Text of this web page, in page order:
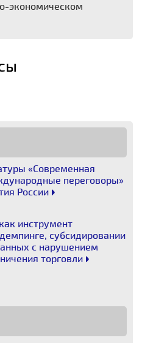
экономическом
«Современная
переговоры»
России
инструмент
субсидировании
с нарушением
торговли